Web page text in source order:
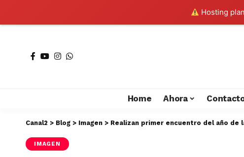
Hosting
Home Ahora
Canal2 > Blog > Imagen > Realizan primer encuentro del año de
IMAGEN